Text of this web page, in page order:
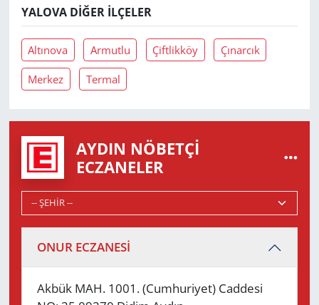
YALOVA DIĞER İLÇELER
Altınova Armutlu Çiftlikköy Çınarcık
Merkez Termal
AYDIN NÖBETÇI
ECZANELER
ONUR ECZANESİ
Akbük MAH. 1001. (Cumhuriyet) Caddesi